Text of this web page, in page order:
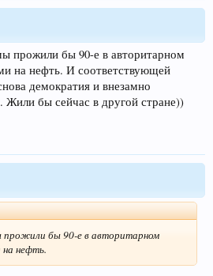
прожили бы 90-е в авторитарном
на нефть. И соответствующей
демократия и внезамно
Жили бы сейчас в другой стране))
бы 90-е в авторитарном
нефть.